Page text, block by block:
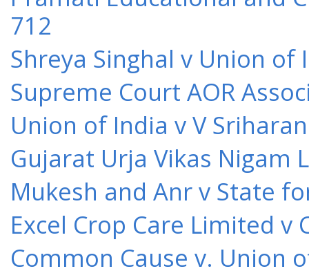
712
Shreya Singhal v Union of
Supreme Court AOR
Union of India v V
Gujarat Urja Vikas Nigam
Mukesh and Anr v State
Excel Crop Care Limited
Common Cause v. Union